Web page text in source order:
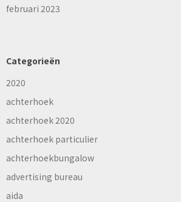
februari 2023
Categorieën
2020
achterhoek
achterhoek 2020
achterhoek particulier
achterhoekbungalow
advertising bureau
aida